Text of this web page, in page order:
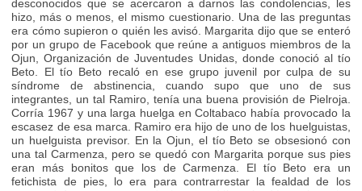
desconocidos que se acercaron a darnos las condolencias, les
hizo, más o menos, el mismo cuestionario. Una de las preguntas
era cómo supieron o quién les avisó. Margarita dijo que se enteró
por un grupo de Facebook que reúne a antiguos miembros de la
Ojun, Organización de Juventudes Unidas, donde conoció al tío
Beto. El tío Beto recaló en ese grupo juvenil por culpa de su
síndrome de abstinencia, cuando supo que uno de sus
integrantes, un tal Ramiro, tenía una buena provisión de Pielroja.
Corría 1967 y una larga huelga en Coltabaco había provocado la
escasez de esa marca. Ramiro era hijo de uno de los huelguistas,
un huelguista previsor. En la Ojun, el tío Beto se obsesionó con
una tal Carmenza, pero se quedó con Margarita porque sus pies
eran más bonitos que los de Carmenza. El tío Beto era un
fetichista de pies, lo era para contrarrestar la fealdad de los